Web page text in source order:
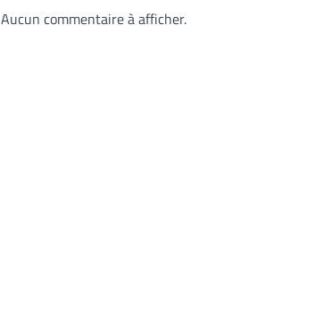
Aucun commentaire à afficher.